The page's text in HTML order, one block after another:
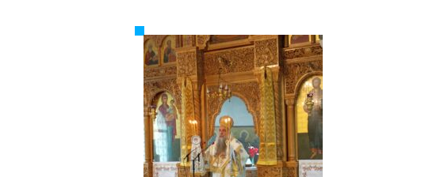
Κόσμος
Τοπικά
Αγροτικά
Οικονομία
Πολιτική